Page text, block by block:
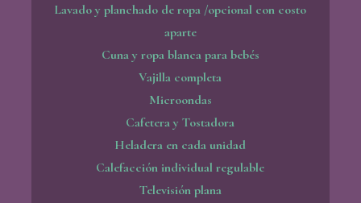
Lavado y planchado de ropa /opcional con costo
aparte
Cuna y ropa blanca para bebés
Vajilla completa
Microondas
Cafetera y Tostadora
Heladera en cada unidad
Calefacción individual regulable
Televisión plana